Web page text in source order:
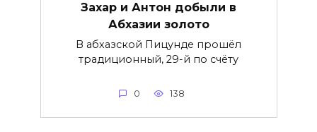
Захар и Антон добыли в
Абхазии золото
В абхазской Пицунде прошёл
традиционный, 29-й по счёту
0 138